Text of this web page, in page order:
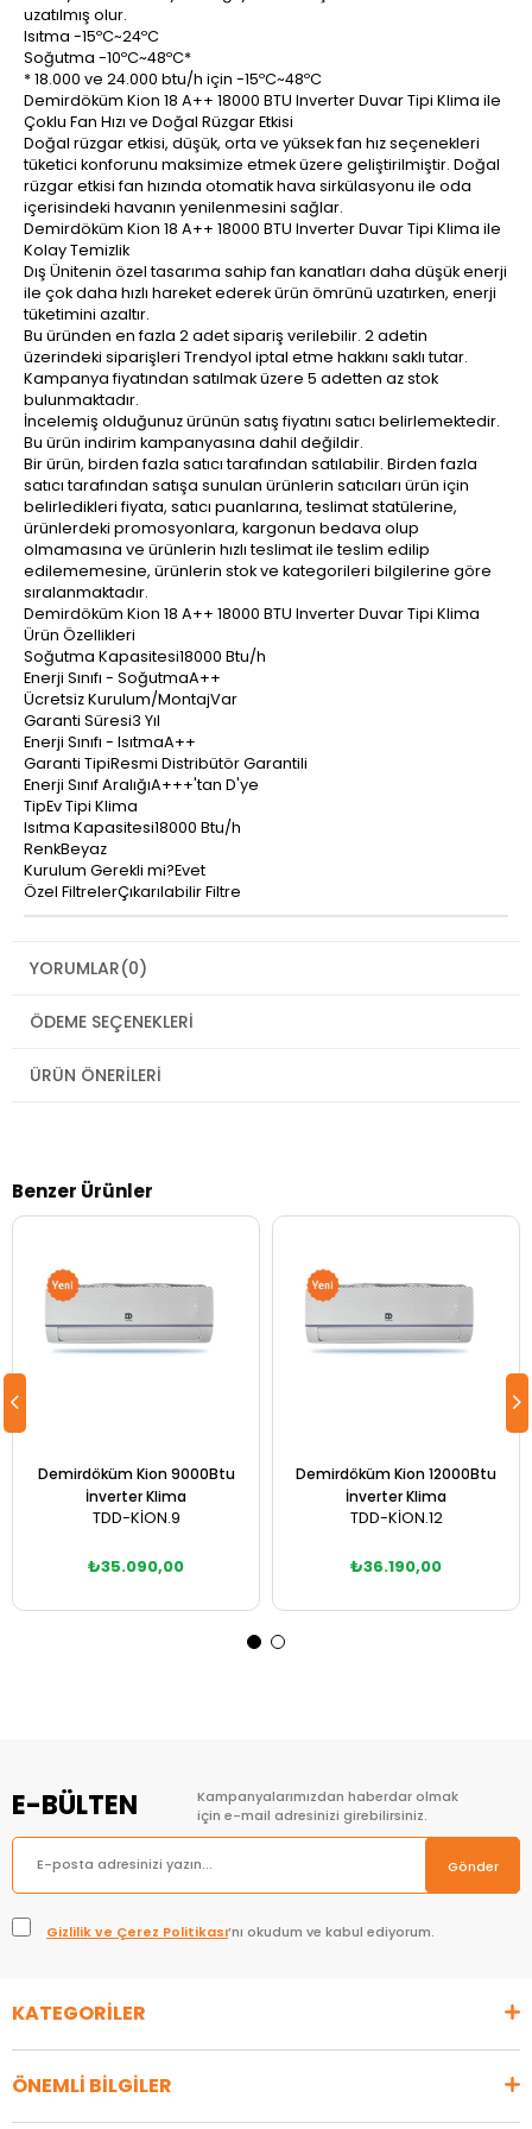
uzatılmış olur.
Isıtma -15ºC~24ºC
Soğutma -10ºC~48ºC*
* 18.000 ve 24.000 btu/h için -15ºC~48ºC
Demirdöküm Kion 18 A++ 18000 BTU Inverter Duvar Tipi Klima ile
Çoklu Fan Hızı ve Doğal Rüzgar Etkisi
Doğal rüzgar etkisi, düşük, orta ve yüksek fan hız seçenekleri
tüketici konforunu maksimize etmek üzere geliştirilmiştir. Doğal
rüzgar etkisi fan hızında otomatik hava sirkülasyonu ile oda
içerisindeki havanın yenilenmesini sağlar.
Demirdöküm Kion 18 A++ 18000 BTU Inverter Duvar Tipi Klima ile
Kolay Temizlik
Dış Ünitenin özel tasarıma sahip fan kanatları daha düşük enerji
ile çok daha hızlı hareket ederek ürün ömrünü uzatırken, enerji
tüketimini azaltır.
Bu üründen en fazla 2 adet sipariş verilebilir. 2 adetin
üzerindeki siparişleri Trendyol iptal etme hakkını saklı tutar.
Kampanya fiyatından satılmak üzere 5 adetten az stok
bulunmaktadır.
İncelemiş olduğunuz ürünün satış fiyatını satıcı belirlemektedir.
Bu ürün indirim kampanyasına dahil değildir.
Bir ürün, birden fazla satıcı tarafından satılabilir. Birden fazla
satıcı tarafından satışa sunulan ürünlerin satıcıları ürün için
belirledikleri fiyata, satıcı puanlarına, teslimat statülerine,
ürünlerdeki promosyonlara, kargonun bedava olup
olmamasına ve ürünlerin hızlı teslimat ile teslim edilip
edilememesine, ürünlerin stok ve kategorileri bilgilerine göre
sıralanmaktadır.
Demirdöküm Kion 18 A++ 18000 BTU Inverter Duvar Tipi Klima
Ürün Özellikleri
Soğutma Kapasitesi18000 Btu/h
Enerji Sınıfı - SoğutmaA++
Ücretsiz Kurulum/MontajVar
Garanti Süresi3 Yıl
Enerji Sınıfı - IsıtmaA++
Garanti TipiResmi Distribütör Garantili
Enerji Sınıf AralığıA+++'tan D'ye
TipEv Tipi Klima
Isıtma Kapasitesi18000 Btu/h
RenkBeyaz
Kurulum Gerekli mi?Evet
Özel FiltrelerÇıkarılabilir Filtre
YORUMLAR(0)
ÖDEME SEÇENEKLERI
ÜRÜN ÖNERILERI
Benzer Ürünler
Demirdöküm Kion 9000Btu
İnverter Klima
TDD-KİON.9
₺35.090,00
Demirdöküm Kion 12000Btu
İnverter Klima
TDD-KİON.12
₺36.190,00
E-BÜLTEN
Kampanyalarımızdan haberdar olmak
için e-mail adresinizi girebilirsiniz.
Gönder
Gizlilik ve Çerez Politikası’nı okudum ve kabul ediyorum.
KATEGORİLER
ÖNEMLİ BİLGİLER